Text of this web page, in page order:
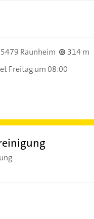
Raunheim
314 m
Freitag um 08:00